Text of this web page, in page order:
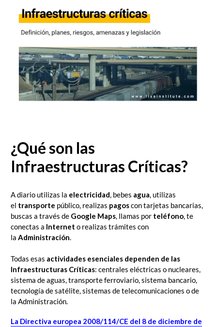
¿Qué son las
Infraestructuras Críticas?
A diario utilizas la electricidad, bebes agua, utilizas
el transporte público, realizas pagoscon tarjetas bancarias,
buscas a través de Google Maps, llamas por teléfono, te
conectas a Internet o realizas trámites con
la Administración.
Todas esas actividades esenciales dependen de las
Infraestructuras Críticas: centrales eléctricas o nucleares,
sistema de aguas, transporte ferroviario, sistema bancario,
tecnología de satélite, sistemas de telecomunicaciones o de
la Administración.
La Directiva europea 2008/114/CE del 8 de diciembre de